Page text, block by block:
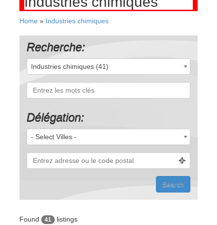
Home » Industries chimiques
Recherche:
Industries chimiques (41)
Délégation:
- Select Villes -
Found 41 listings